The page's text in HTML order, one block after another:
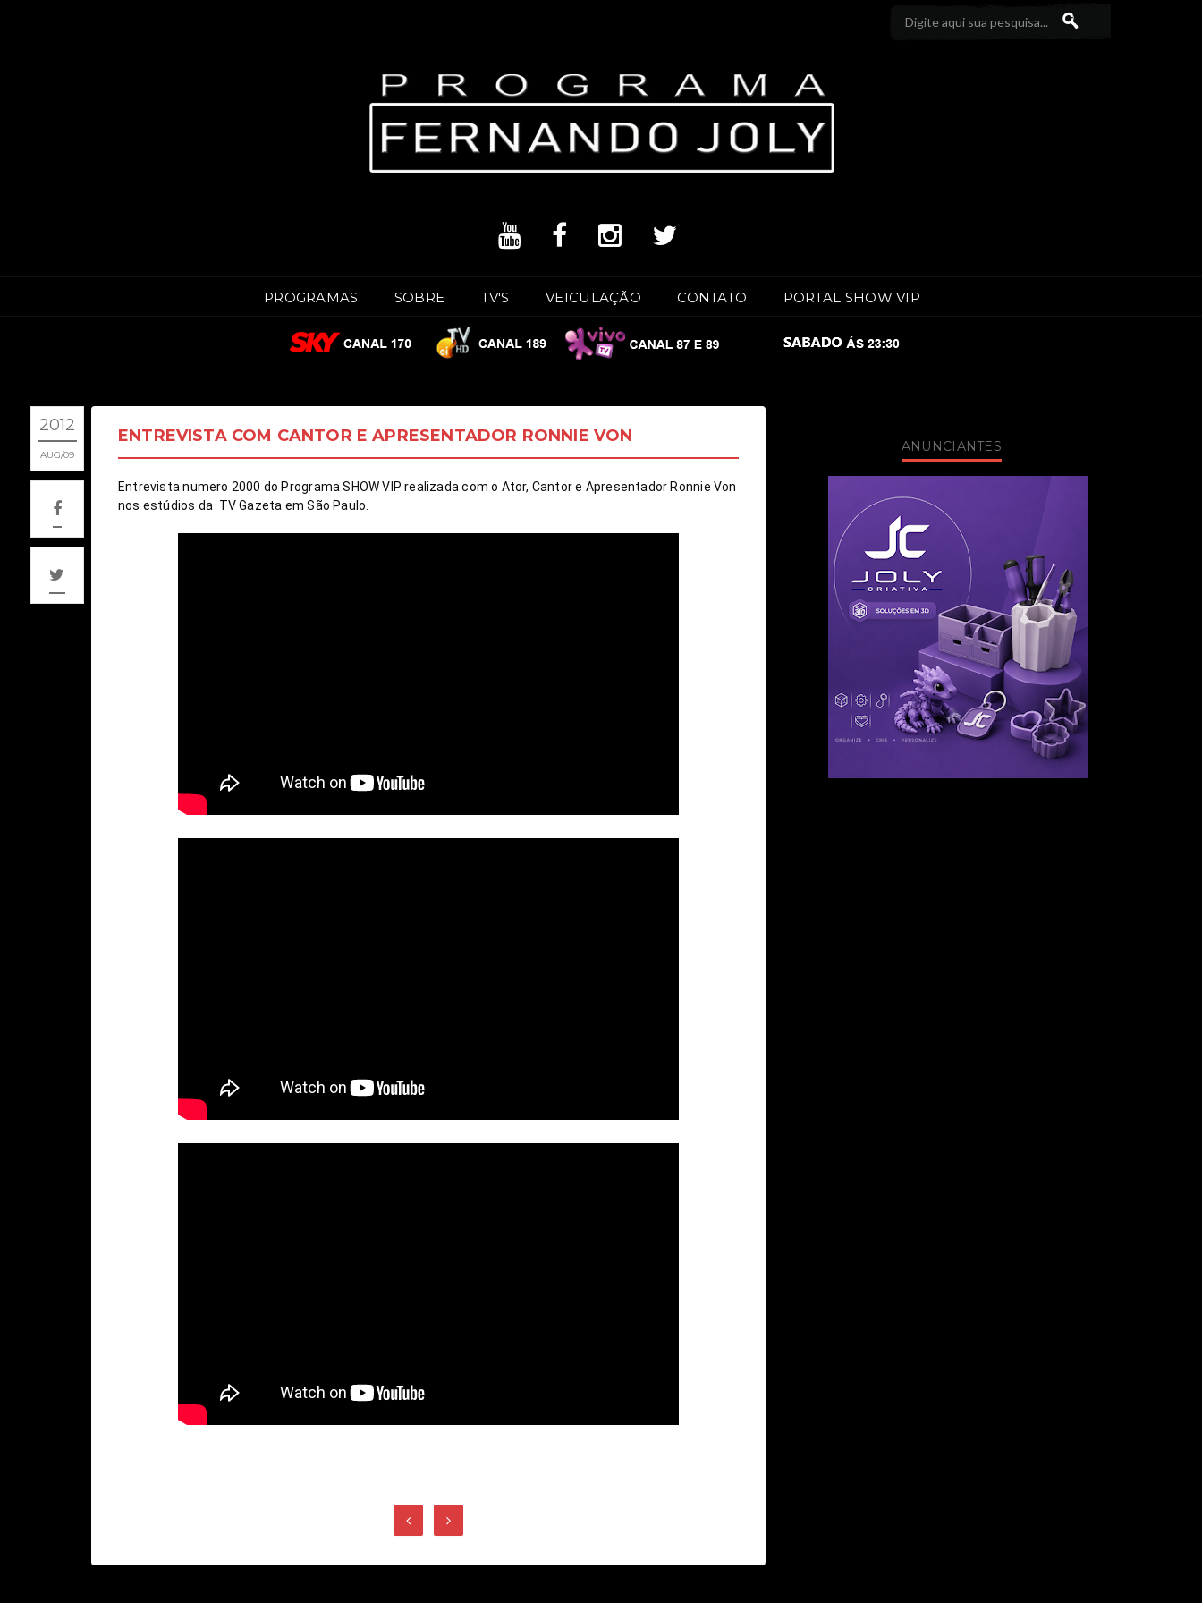
PROGRAMAS SOBRE TV'S VEICULAÇÃO CONTATO PORTAL SHOW VIP
2012
AUG 09
ENTREVISTA COM CANTOR E APRESENTADOR RONNIE VON
Entrevista numero 2000 do Programa SHOW VIP realizada com o Ator, Cantor e Apresentador Ronnie Von
nos estúdios da  TV Gazeta em São Paulo.
ANUNCIANTES